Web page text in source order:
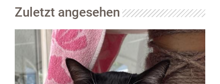
Zuletzt angesehen